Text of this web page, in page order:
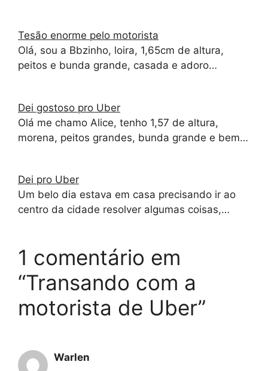
Tesão enorme pelo motorista
Olá, sou a Bbzinho, loira, 1,65cm de altura,
peitos e bunda grande, casada e adoro…
Dei gostoso pro Uber
Olá me chamo Alice, tenho 1,57 de altura,
morena, peitos grandes, bunda grande e bem…
Dei pro Uber
Um belo dia estava em casa precisando ir ao
centro da cidade resolver algumas coisas,…
1 comentário em
“Transando com a
motorista de Uber”
Warlen